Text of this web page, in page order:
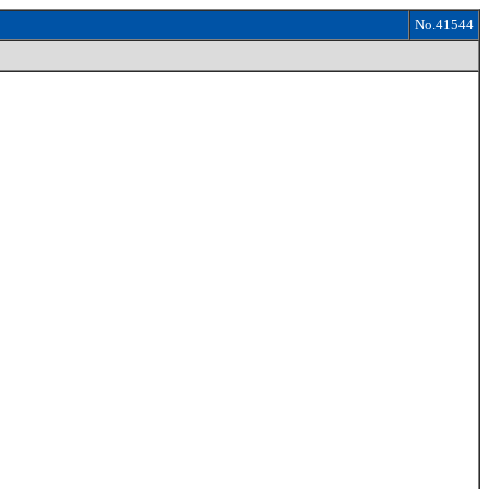
No.41544